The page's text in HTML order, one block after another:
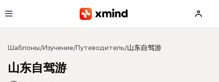
Шаблоны /Изучение/Путеводитель/山东自驾游
山东自驾游